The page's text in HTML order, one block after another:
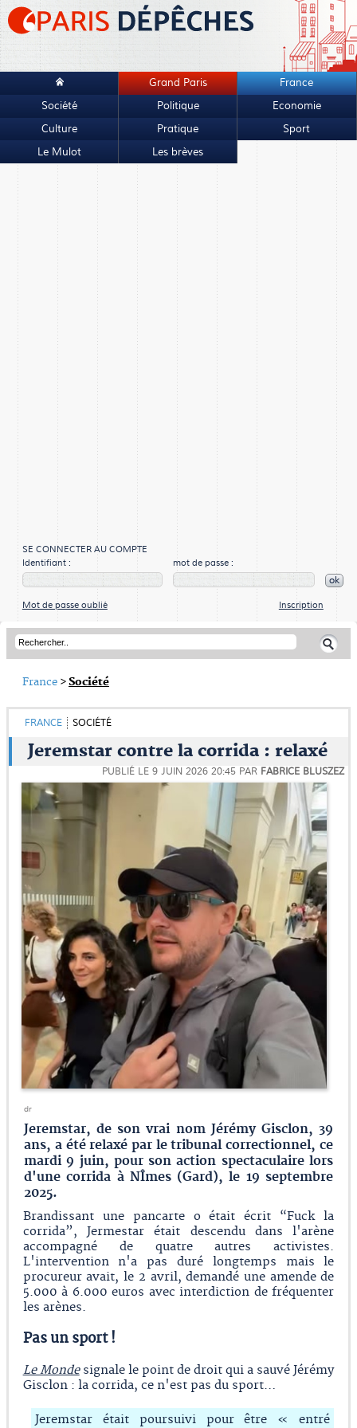
Grand Paris
France
Société
Politique
Economie
Culture
Pratique
Sport
Le Mulot
Les brèves
SE CONNECTER AU COMPTE
Identifiant :
mot de passe :
ok
Mot de passe oublié Inscription
France >Société
FRANCE SOCIÉTÉ
Jeremstar contre la corrida : relaxé
PUBLIÉ LE 9 JUIN 2026 20:45 PAR FABRICE BLUSZEZ
dr
Jeremstar, de son vrai nom Jérémy Gisclon, 39
ans, a été relaxé par le tribunal correctionnel, ce
mardi 9 juin, pour son action spectaculaire lors
d'une corrida à NÎmes (Gard), le 19 septembre
2025.
Brandissant une pancarte o était écrit “Fuck la
corrida”, Jermestar était descendu dans l'arène
accompagné de quatre autres activistes.
L'intervention n'a pas duré longtemps mais le
procureur avait, le 2 avril, demandé une amende de
5.000 à 6.000 euros avec interdiction de fréquenter
les arènes.
Pas un sport !
Le Mondesignale le point de droit qui a sauvé Jérémy
Gisclon : la corrida, ce n'est pas du sport…
Jeremstar était poursuivi pour être « entré